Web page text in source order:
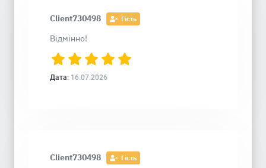
Client730498 Гість
Відмінно!
Дата: 16.07.2026
Client730498 Гість